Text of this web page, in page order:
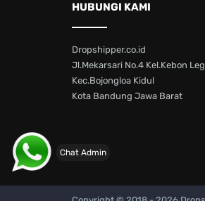
Chat Admin
HUBUNGI KAMI
Dropshipper.co.id
Jl.Mekarsari No.4 Kel.Kebon
Kec.Bojongloa Kidul
Kota Bandung Jawa Barat